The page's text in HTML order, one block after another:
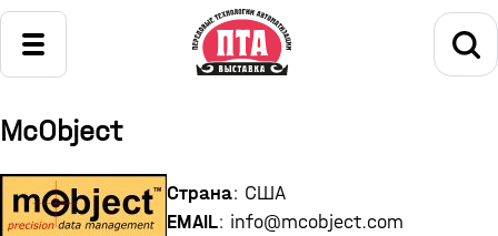
McObject
Страна: США
EMAIL: info@mcobject.com